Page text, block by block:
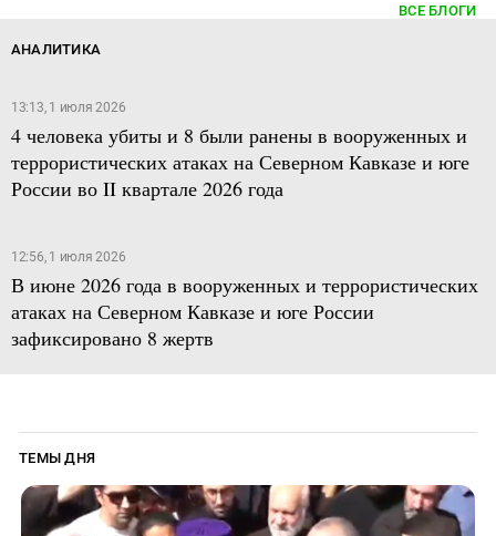
ВСЕ БЛОГИ
АНАЛИТИКА
13:13, 1 июля 2026
4 человека убиты и 8 были ранены в вооруженных и
террористических атаках на Северном Кавказе и юге
России во II квартале 2026 года
12:56, 1 июля 2026
В июне 2026 года в вооруженных и террористических
атаках на Северном Кавказе и юге России
зафиксировано 8 жертв
ТЕМЫ ДНЯ